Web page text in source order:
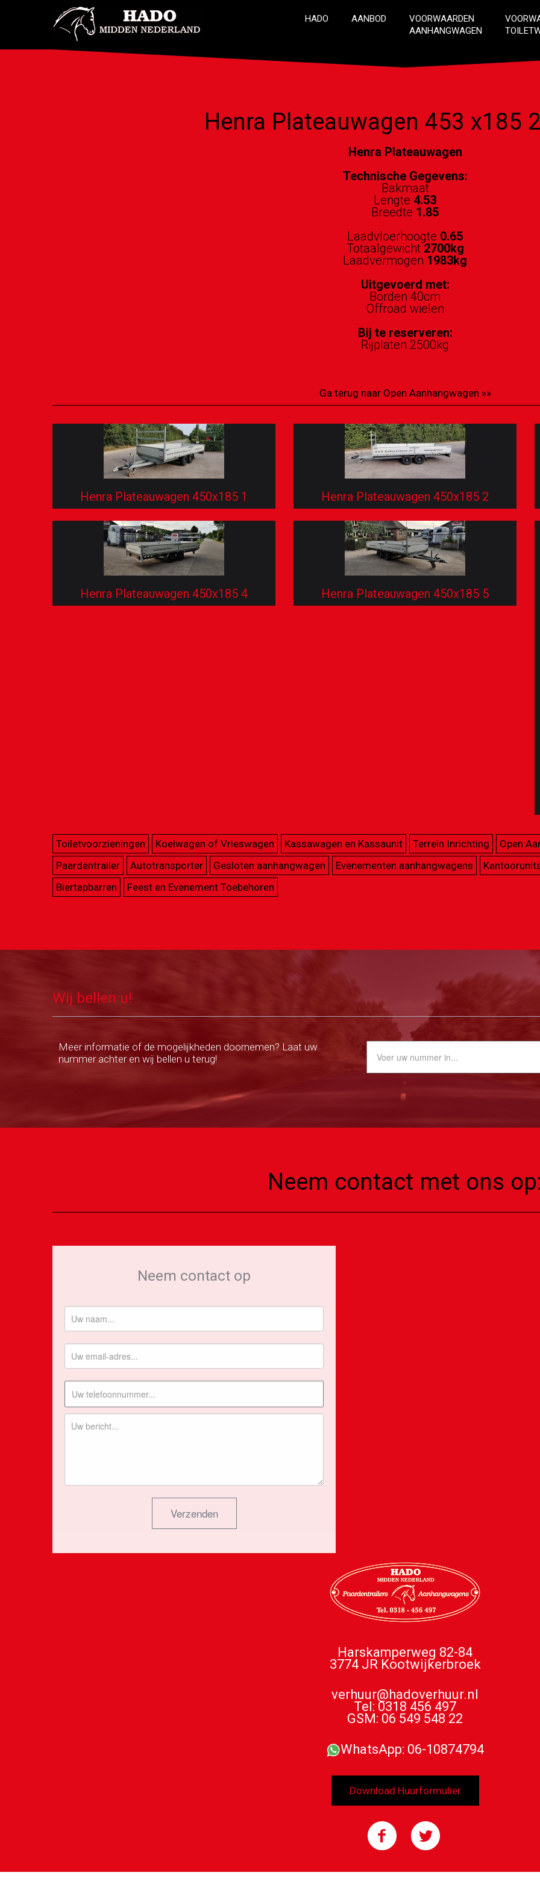
HADO AANBOD
VOORWAARDEN
AANHANGWAGEN
Henra Plateauwagen 453 x185
Henra Plateauwagen
Technische Gegevens:
Bakmaat
Lengte 4.53
Breedte 1.85
Laadvloerhoogte 0.65
Totaalgewicht 2700kg
Laadvermogen 1983kg
Uitgevoerd met:
Borden 40cm
Offroad wielen
Bij te reserveren:
Rijplaten 2500kg
Ga terug naar Open Aanhangwagen »»
Henra Plateauwagen 450x185 1 Henra Plateauwagen 450x185 2
Henra Plateauwagen 450x185 4 Henra Plateauwagen 450x185 5
Toiletvoorzieningen Koelwagen of Vrieswagen Kassawagen en Kassaunit Terrein Inrichting
Open
Paardentrailer
Autotransporter Gesloten aanhangwagen Evenementen aanhangwagens
Biertapbarren
Feest en Evenement Toebehoren
Wij bellen u!
Meer informatie of de mogelijkheden doornemen? Laat uw
nummer achter en wij bellen u terug!
Neem contact met ons
Neem contact op
Verzenden
Harskamperweg 82-84
3774 JR Kootwijkerbroek
verhuur@hadoverhuur.nl
Tel: 0318 456 497
GSM: 06 549 548 22
WhatsApp: 06-10874794
Download Huurformulier